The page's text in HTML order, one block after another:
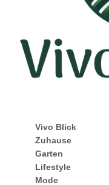
Vivo Blick
Zuhause
Garten
Lifestyle
Mode